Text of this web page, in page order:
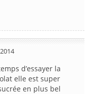
d’essayer la
elle est super
en plus bel